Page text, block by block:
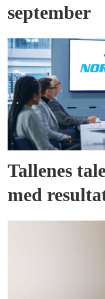
september
Tallenes
med